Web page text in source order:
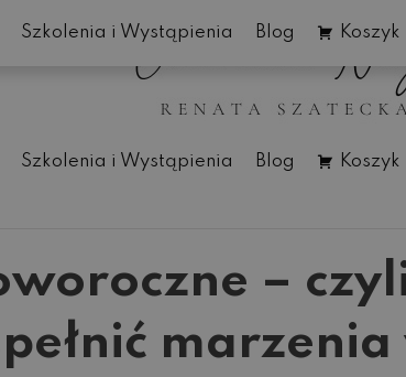
Szkolenia i Wystąpienia Blog Koszyk
Szkolenia i Wystąpienia Blog Koszyk
–